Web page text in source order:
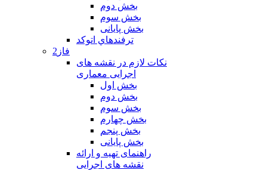
بخش دوم
بخش سوم
بخش پایانی
ترفندهاي اتوكد
فاز2
نکات لازم در نقشه های
اجرایی معماری
بخش اول
بخش دوم
بخش سوم
بخش چهارم
بخش پنجم
بخش پایانی
راهنمای تهیه و ارائه
نقشه های اجرایی